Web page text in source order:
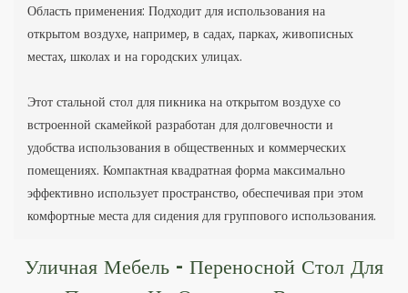
Область применения: Подходит для использования на
открытом воздухе, например, в садах, парках, живописных
местах, школах и на городских улицах.
Этот стальной стол для пикника на открытом воздухе со
встроенной скамейкой разработан для долговечности и
удобства использования в общественных и коммерческих
помещениях. Компактная квадратная форма максимально
эффективно использует пространство, обеспечивая при этом
комфортные места для сидения для группового использования.
Уличная Мебель - Переносной Стол Для